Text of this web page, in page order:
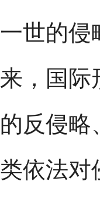
一世的侵
来，国际
的反侵略
类依法对